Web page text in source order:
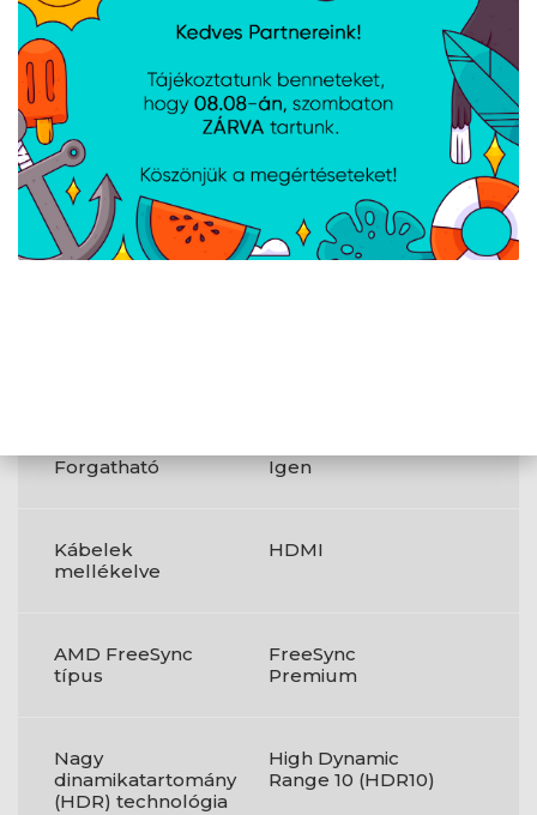
Termék színe
VESA szerelés Igen
Magasságigazítás Igen
Forgatható Igen
Kábelek
mellékelve
HDMI
AMD FreeSync
típus
FreeSync
Premium
Nagy
dinamikatartomány
(HDR) technológia
High Dynamic
Range 10 (HDR10)